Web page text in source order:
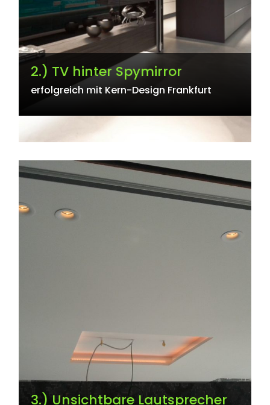
2.) TV hinter Spymirror
erfolgreich mit Kern-Design Frankfurt
3.) Unsichtbare Lautsprecher